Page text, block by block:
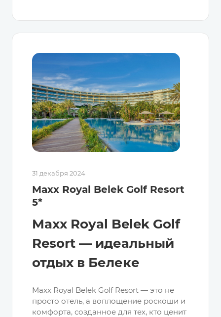
31 декабря 2024
Maxx Royal Belek Golf Resort
5*
Maxx Royal Belek Golf
Resort — идеальный
отдых в Белеке
Maxx Royal Belek Golf Resort — это не
просто отель, а воплощение роскоши и
комфорта, созданное для тех, кто ценит